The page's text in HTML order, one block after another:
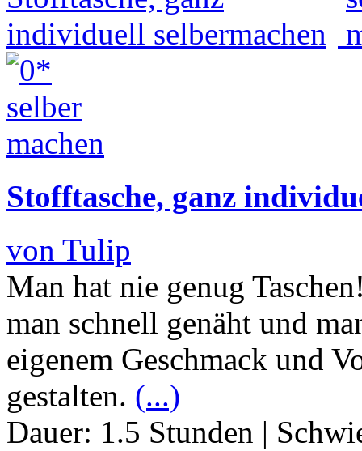
Stofftasche, ganz
von Tulip
Man hat nie genug
man schnell genäht und
eigenem Geschmack und
gestalten. (...)
Dauer: 1.5 Stunden |